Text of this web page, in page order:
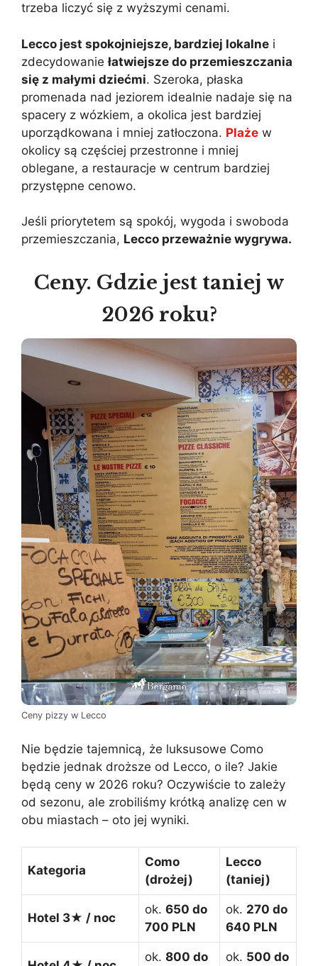
trzeba liczyć się z wyższymi cenami.
Lecco jest spokojniejsze, bardziej lokalne i
zdecydowaniełatwiejsze do przemieszczania
się z małymi dziećmi. Szeroka, płaska
promenada nad jeziorem idealnie nadaje się na
spacery z wózkiem, a okolica jest bardziej
uporządkowana i mniej zatłoczona. Plaże w
okolicy są częściej przestronne i mniej
oblegane, a restauracje w centrum bardziej
przystępne cenowo.
Jeśli priorytetem są spokój, wygoda i swoboda
przemieszczania, Lecco przeważnie wygrywa.
Ceny. Gdzie jest taniej w
2026 roku?
Ceny pizzy w Lecco
Nie będzie tajemnicą, że luksusowe Como
będzie jednak droższe od Lecco, o ile? Jakie
będą ceny w 2026 roku? Oczywiście to zależy
od sezonu, ale zrobiliśmy krótką analizę cen w
obu miastach – oto jej wyniki.
Kategoria
Como
(drożej)
Lecco
(taniej)
Hotel 3★ / noc
ok. 650 do
700 PLN
ok. 270 do
640 PLN
ok. 800 do
ok. 500 do